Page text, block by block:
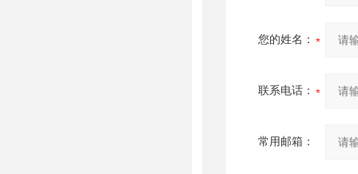
您的姓名：
联系电话：
常用邮箱：